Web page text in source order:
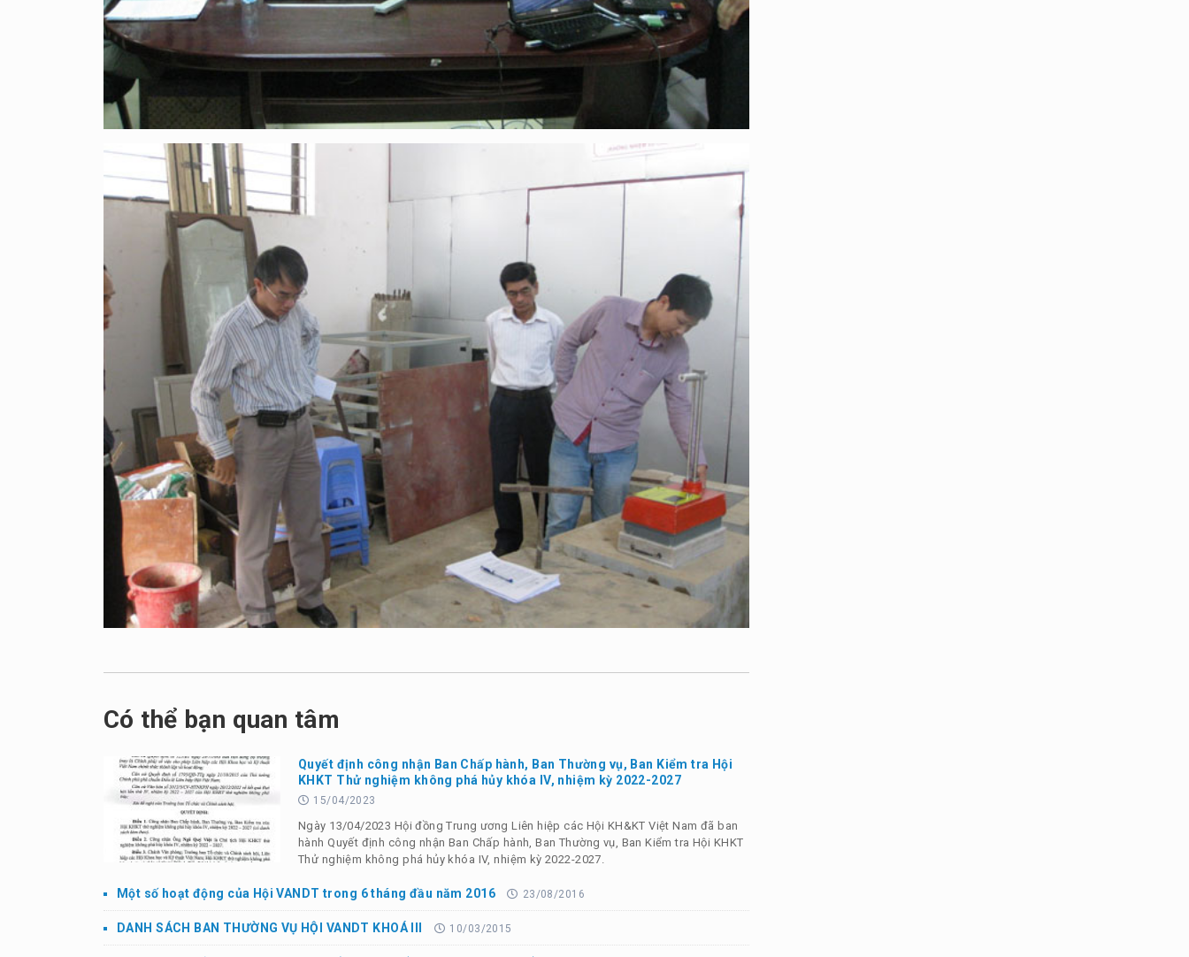
Có thể bạn quan tâm
Quyết định công nhận Ban Chấp hành, Ban Thường vụ, Ban Kiểm tra Hội
KHKT Thử nghiệm không phá hủy khóa IV, nhiệm kỳ 2022-2027
15/04/2023
Ngày 13/04/2023 Hội đồng Trung ương Liên hiệp các Hội KH&KT Việt Nam đã ban
hành Quyết định công nhận Ban Chấp hành, Ban Thường vụ, Ban Kiểm tra Hội KHKT
Thử nghiệm không phá hủy khóa IV, nhiệm kỳ 2022-2027.
Một số hoạt động của Hội VANDT trong 6 tháng đầu năm 2016 23/08/2016
DANH SÁCH BAN THƯỜNG VỤ HỘI VANDT KHOÁ III 10/03/2015